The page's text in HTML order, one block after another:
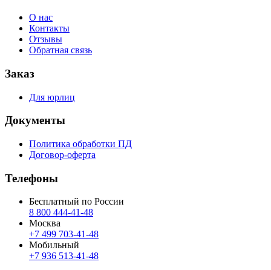
О нас
Контакты
Отзывы
Обратная связь
Заказ
Для юрлиц
Документы
Политика обработки ПД
Договор-оферта
Телефоны
Бесплатный по России
8 800 444‑41‑48
Москва
+7 499 703‑41‑48
Мобильный
+7 936 513‑41‑48